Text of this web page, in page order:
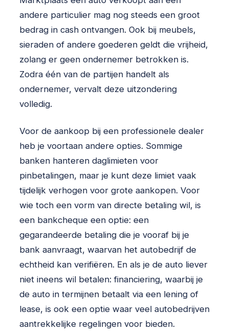
andere particulier mag nog steeds een groot
bedrag in cash ontvangen. Ook bij meubels,
sieraden of andere goederen geldt die vrijheid,
zolang er geen ondernemer betrokken is.
Zodra één van de partijen handelt als
ondernemer, vervalt deze uitzondering
volledig.
Voor de aankoop bij een professionele dealer
heb je voortaan andere opties. Sommige
banken hanteren daglimieten voor
pinbetalingen, maar je kunt deze limiet vaak
tijdelijk verhogen voor grote aankopen. Voor
wie toch een vorm van directe betaling wil, is
een bankcheque een optie: een
gegarandeerde betaling die je vooraf bij je
bank aanvraagt, waarvan het autobedrijf de
echtheid kan verifiëren. En als je de auto liever
niet ineens wil betalen: financiering, waarbij je
de auto in termijnen betaalt via een lening of
lease, is ook een optie waar veel autobedrijven
aantrekkelijke regelingen voor bieden.